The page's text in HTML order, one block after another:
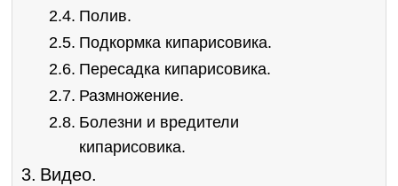
Полив.
Подкормка кипарисовика.
Пересадка кипарисовика.
Размножение.
Болезни и вредители
кипарисовика.
Видео.